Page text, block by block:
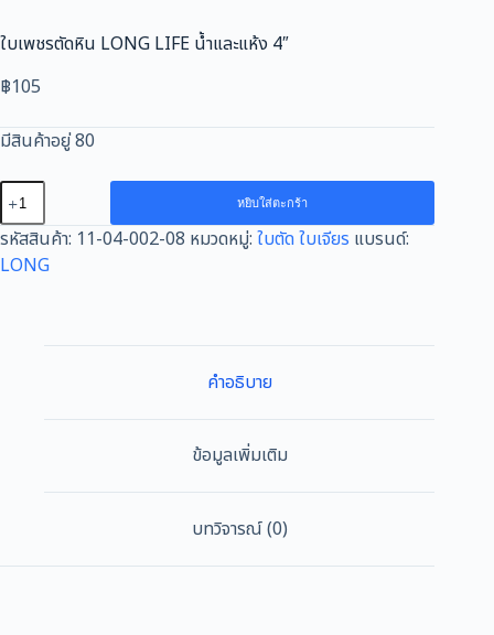
ใบเพชรตัดหิน LONG LIFE น้ำและแห้ง 4″
฿105
มีสินค้าอยู่ 80
จำนวน
ใบ
เพชร
ตัด
หยิบใส่ตะกร้า
รหัสสินค้า: 11-04-002-08 หมวดหมู่: ใบตัด ใบเจียร แบรนด์:
LONG
คำอธิบาย
ข้อมูลเพิ่มเติม
บทวิจารณ์ (0)